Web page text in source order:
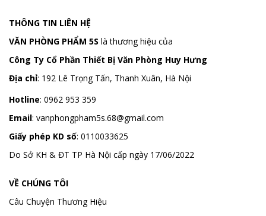
THÔNG TIN LIÊN HỆ
VĂN PHÒNG PHẨM 5S là thương hiệu của
Công Ty Cổ Phần Thiết Bị Văn Phòng Huy Hưng
Địa chỉ: 192 Lê Trọng Tấn, Thanh Xuân, Hà Nội
Hotline: 0962 953 359
Email: vanphongpham5s.68@gmail.com
Giấy phép KD số: 0110033625
Do Sở KH & ĐT TP Hà Nội cấp ngày 17/06/2022
VỀ CHÚNG TÔI
Câu Chuyện Thương Hiệu